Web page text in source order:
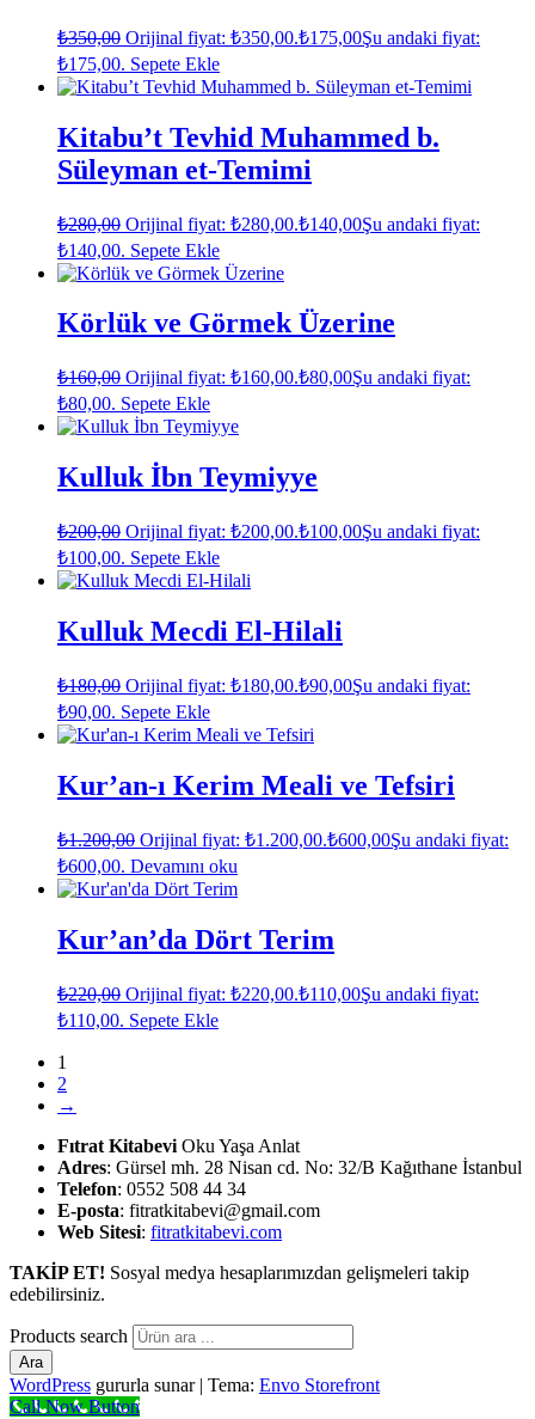
₺350,00 Orijinal fiyat: ₺350,00.₺175,00Şu andaki fiyat:
₺175,00. Sepete Ekle
Kitabu’t Tevhid Muhammed b.
Süleyman et-Temimi
₺280,00 Orijinal fiyat: ₺280,00.₺140,00Şu andaki fiyat:
₺140,00. Sepete Ekle
Körlük ve Görmek Üzerine
₺160,00 Orijinal fiyat: ₺160,00.₺80,00Şu andaki fiyat:
₺80,00. Sepete Ekle
Kulluk İbn Teymiyye
₺200,00 Orijinal fiyat: ₺200,00.₺100,00Şu andaki fiyat:
₺100,00. Sepete Ekle
Kulluk Mecdi El-Hilali
₺180,00 Orijinal fiyat: ₺180,00.₺90,00Şu andaki fiyat:
₺90,00. Sepete Ekle
Kur’an-ı Kerim Meali ve Tefsiri
₺1.200,00 Orijinal fiyat: ₺1.200,00.₺600,00Şu andaki fiyat:
₺600,00. Devamını oku
Kur’an’da Dört Terim
₺220,00 Orijinal fiyat: ₺220,00.₺110,00Şu andaki fiyat:
₺110,00. Sepete Ekle
1
2
→
Fıtrat Kitabevi Oku Yaşa Anlat
Adres: Gürsel mh. 28 Nisan cd. No: 32/B Kağıthane İstanbul
Telefon: 0552 508 44 34
E-posta: fitratkitabevi@gmail.com
Web Sitesi: fitratkitabevi.com
TAKİP ET! Sosyal medya hesaplarımızdan gelişmeleri takip
edebilirsiniz.
Products search
Ara
WordPress gururla sunar | Tema: Envo Storefront
Call Now Button